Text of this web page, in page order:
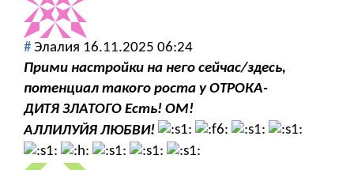
# Элалия 16.11.2025 06:24
Прими настройки на него сейчас/здесь,
потенциал такого роста у ОТРОКА-
ДИТЯ ЗЛАТОГО Есть! ОМ!
АЛЛИЛУЙЯ ЛЮБВИ!